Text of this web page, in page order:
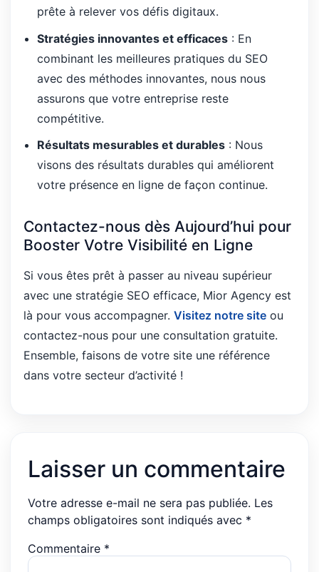
prête à relever vos défis digitaux.
Stratégies innovantes et efficaces : En
combinant les meilleures pratiques du SEO
avec des méthodes innovantes, nous nous
assurons que votre entreprise reste
compétitive.
Résultats mesurables et durables : Nous
visons des résultats durables qui améliorent
votre présence en ligne de façon continue.
Contactez-nous dès Aujourd’hui pour
Booster Votre Visibilité en Ligne
Si vous êtes prêt à passer au niveau supérieur
avec une stratégie SEO efficace, Mior Agency est
là pour vous accompagner. Visitez notre site ou
contactez-nous pour une consultation gratuite.
Ensemble, faisons de votre site une référence
dans votre secteur d’activité !
Laisser un commentaire
Votre adresse e-mail ne sera pas publiée. Les
champs obligatoires sont indiqués avec *
Commentaire *